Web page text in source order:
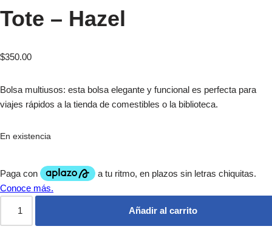
Tote – Hazel
$350.00
Bolsa multiusos: esta bolsa elegante y funcional es perfecta para
viajes rápidos a la tienda de comestibles o la biblioteca.
En existencia
Añadir al carrito